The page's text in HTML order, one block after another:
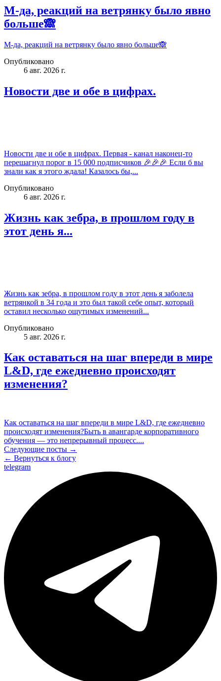
М-да, реакций на ветрянку было явно
больше🙈
М-да, реакций на ветрянку было явно больше🙈
Опубликовано
6 авг. 2026 г.
Новости две и обе в цифрах.
Новости две и обе в цифрах. Первая - канал наконец-то
перешагнул порог в 15 000 подписчиков 🎉🎉🎉 Если б вы
знали как я этого ждала! Казалось бы,...
Опубликовано
6 авг. 2026 г.
Жизнь как зебра, в прошлом году в
этот день я...
Жизнь как зебра, в прошлом году в этот день я заболела
ветрянкой в 34 года и это был такой себе опыт, который
оставил несколько ощутимых изменений...
Опубликовано
5 авг. 2026 г.
Как оставаться на шаг впереди в мире
L&D, где ежедневно происходят
изменения?
Как оставаться на шаг впереди в мире L&D, где ежедневно
происходят изменения?Быть в авангарде корпоративного
обучения — это непрерывный процесс....
Следующие посты →
← Вернуться к блогу
telegram